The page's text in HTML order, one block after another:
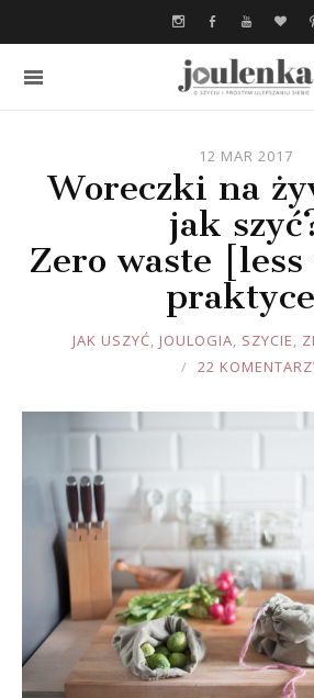
12 MAR 2017
Woreczki na
jak
Zero waste
JOULE
JAK USZYĆ, JOULOGIA, SZYCIE,
22